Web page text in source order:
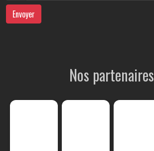
Envoyer
Nos partenaires